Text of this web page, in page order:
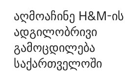
აღმოაჩინე H&M-ის
ადგილობრივი
გამოცდილება
საქართველოში